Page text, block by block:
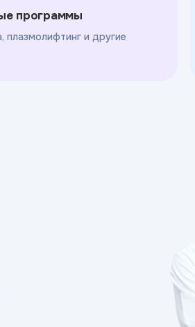
программы
плазмолифтинг и другие